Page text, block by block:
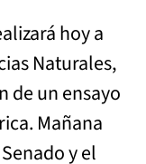
hoy a
Naturales,
de un ensayo
Mañana
y el